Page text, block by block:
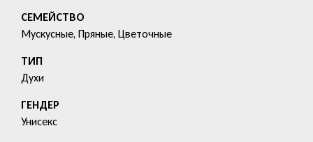
СЕМЕЙСТВО
Мускусные, Пряные, Цветочные
ТИП
Духи
ГЕНДЕР
Унисекс